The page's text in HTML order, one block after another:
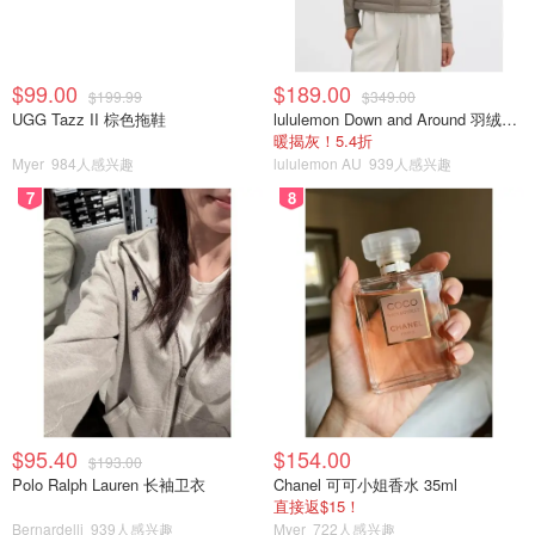
$99.00 $199.99
UGG Tazz II 棕色拖鞋
Myer 984人感兴趣
$189.00 $349.00
lululemon Down and Around 羽绒夹克
暖揭灰！5.4折
lululemon AU 939人感兴趣
7
$95.40 $193.00
Polo Ralph Lauren 长袖卫衣
Bernardelli 939人感兴趣
8
$154.00
Chanel 可可小姐香水 35ml
直接返$15！
Myer 722人感兴趣